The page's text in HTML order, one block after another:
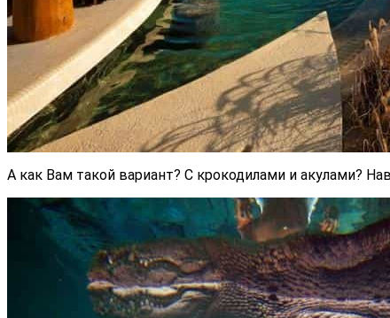
А как Вам такой вариант? С крокодилами и акулами?